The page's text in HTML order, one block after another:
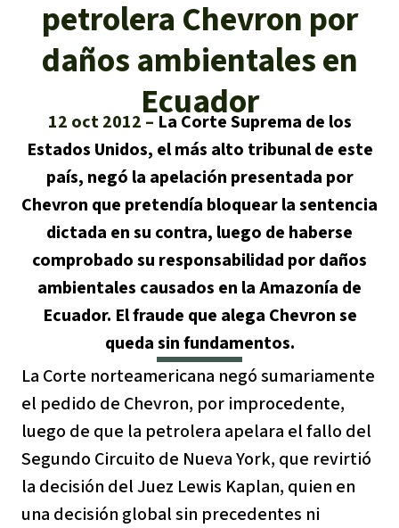
Suscribirme al boletín
Prensa
Banners Salva la Selva
Widget Salva la Selva
Agenda
Clima
Madera tropical
Biodiversidad
Selva tropical
Derechos de la Naturaleza
Bioenergía
Agua
Metales
Minería
Agrotoxicos
Aceite de palma
Acerca de Salva la Selva
40 años Salva la Selva
En los Medios
FAQ
Transparencia
Contacto
Búsqueda
Español
Deutsch
English
Français
Italiano
Português
Indonesia
Donar para un tema
Bienestar animal
Defensa de la selva
Defensoras y defensores de la
selva
Donar para una región
Sudeste de Asia
África
Latinoamérica
petrolera Chevron por
daños ambientales en
Ecuador
12 oct 2012 La Corte Suprema de los
Estados Unidos, el más alto tribunal de este
país, negó la apelación presentada por
Chevron que pretendía bloquear la sentencia
dictada en su contra, luego de haberse
comprobado su responsabilidad por daños
ambientales causados en la Amazonía de
Ecuador. El fraude que alega Chevron se
queda sin fundamentos.
La Corte norteamericana negó sumariamente
el pedido de Chevron, por improcedente,
luego de que la petrolera apelara el fallo del
Segundo Circuito de Nueva York, que revirtió
la decisión del Juez Lewis Kaplan, quien en
una decisión global sin precedentes ni